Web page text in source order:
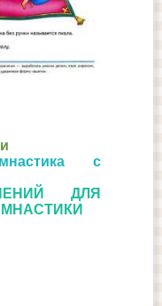
с
ДЛЯ